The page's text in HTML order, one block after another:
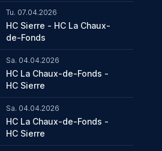
Tu. 07.04.2026
HC Sierre - HC La Chaux-
de-Fonds
Sa. 04.04.2026
HC La Chaux-de-Fonds -
HC Sierre
Sa. 04.04.2026
HC La Chaux-de-Fonds -
HC Sierre